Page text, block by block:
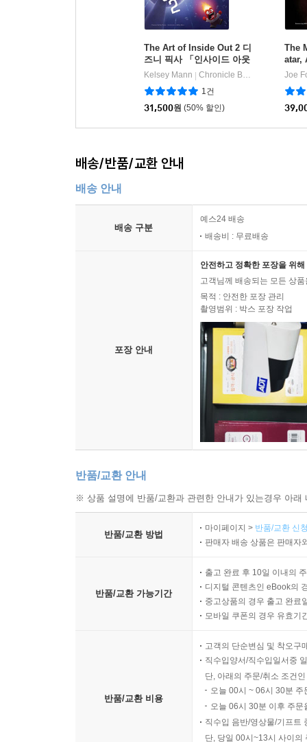
The Art of Inside Out 2 디
즈니 픽사 「인사이드 아웃
2」 아트북 (영문판)
Kelsey Mann
Chronicle Books
1건
31,500원 (50% 할인)
The
atar,
Joe
배송/반품/교환 안내
배송 안내
배송 구분
예스24 배송
배송비 : 무료배송
포장 안내
안전하고 정확한 포장을 위
고객님께 배송되는 모든 상
목적 : 안전한 포장 관리
촬영범위 : 박스 포장 작업
반품/교환 안내
※ 상품 설명에 반품/교환과 관련한 안내가 있는경우 아
반품/교환 방법
마이페이지 > 반품/교환 신
판매자 배송 상품은 판매자
반품/교환 가능기간
출고 완료 후 10일 이내의
디지털 콘텐츠인 eBook의
중고상품의 경우 출고 완료
모바일 쿠폰의 경우 유효기
반품/교환 비용
고객의 단순변심 및 착오구
직수입양서/직수입일서중
단, 아래의 주문/취소 조건
오늘 00시 ~ 06시 30분
오늘 06시 30분 이후 주
직수입 음반/영상물/기프트
단, 당일 00시~13시 사이의